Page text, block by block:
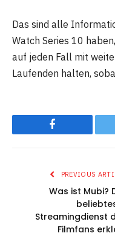
Das sind alle
Watch Series 10
auf jeden Fall mit
Laufenden halten,
Facebook
PREVIOUS
Was ist Mubi?
Streamingdienst
Filmfans